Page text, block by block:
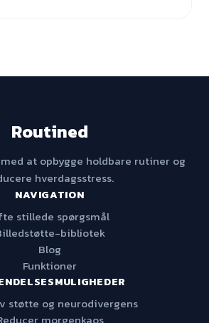
Routined
at opbygge holdbare rutiner og
hverdagsstress.
NAVIGATION
stillede spørgsmål
bibliotek
Blog
Funktioner
støtte og neurodivergens